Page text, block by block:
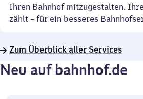
Ihren Bahnhof mitzugestalten.
zählt – für ein besseres
Zum Überblick aller Services
Neu auf bahnhof.de